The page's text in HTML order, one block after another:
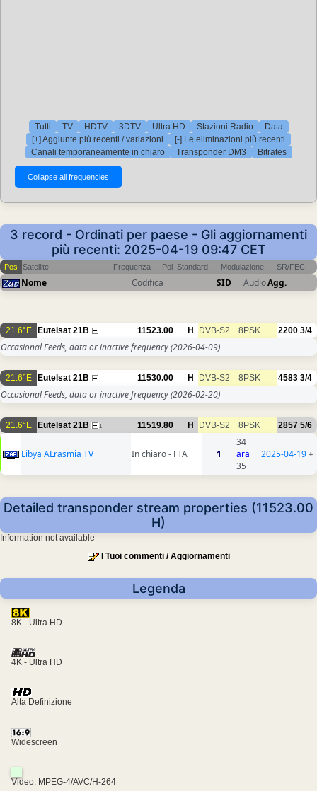
Tutti TV HDTV 3DTV Ultra HD Stazioni Radio
Data
[+] Aggiunte più recenti / variazioni
[-] Le eliminazioni più recenti
Canali temporaneamente in chiaro
Transponder DM3 Bitrates
3 record - Ordinati per paese - Gli aggiornamenti
più recenti: 2025-04-19 09:47 CET
Pos Satellite Frequenza Pol Standard Modulazione SR/FEC
Nome Codifica SID AudioAgg.
21.6°E Eutelsat 21B 11523.00 H DVB-S2 8PSK 2200 3/4
Occasional Feeds, data or inactive frequency(2026-04-09)
21.6°E Eutelsat 21B 11530.00 H DVB-S2 8PSK 4583 3/4
Occasional Feeds, data or inactive frequency(2026-02-20)
21.6°E Eutelsat 21B 1 11519.80 H DVB-S2 8PSK 2857 5/6
Libya ALrasmia TV In chiaro - FTA 1
34
ara
35
2025-04-19+
Detailed transponder stream properties (11523.00
H)
Information not available
I Tuoi commenti / Aggiornamenti
Legenda
8K - Ultra HD
4K - Ultra HD
Alta Definizione
Widescreen
Video: MPEG-4/AVC/H-264